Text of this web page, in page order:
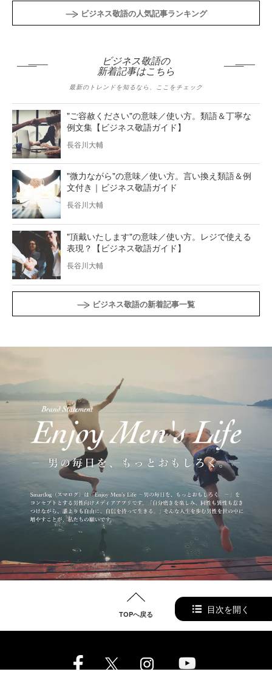
ビジネス敬語の人気記事ランキング
ビジネス敬語の
新着記事はこちら
最新のトレンドを知るなら、ここをチェック
"ご容赦ください"の意味／使い方。類語＆丁寧な
例文集【ビジネス敬語ガイド】
長谷川大輔
"微力ながら"の意味／使い方。言い換え類語＆例
文付き｜ビジネス敬語ガイド
長谷川大輔
"頂戴いたします"の意味／使い方。レジで使える
表現？【ビジネス敬語ガイド】
長谷川大輔
ビジネス敬語の新着記事一覧
TOPへ戻る 目次を開く